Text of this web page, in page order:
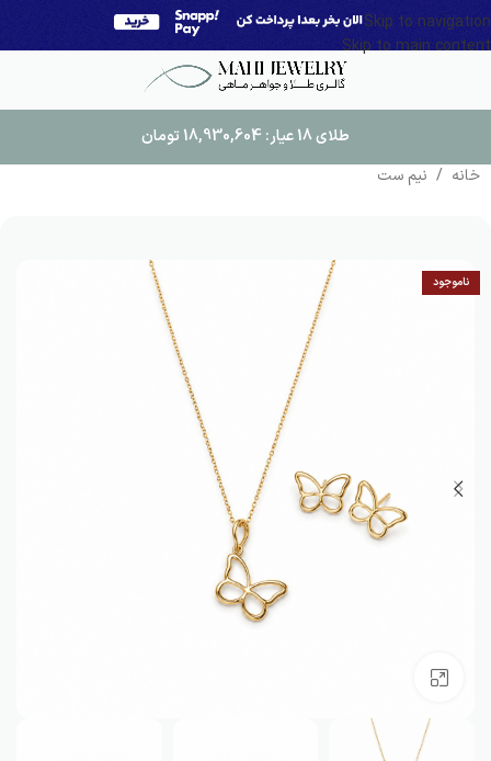
Skip to navigation
Skip to main content
طلای 18 عیار: 18,930,604 تومان
خانه / نیم ست
ناموجود